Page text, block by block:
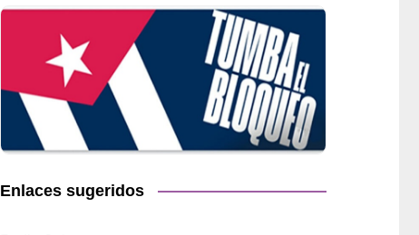
Enlaces sugeridos